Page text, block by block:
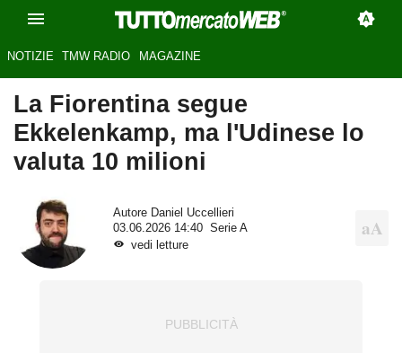
NOTIZIE TMW RADIO MAGAZINE
La Fiorentina segue
Ekkelenkamp, ma l'Udinese lo
valuta 10 milioni
Autore Daniel Uccellieri
03.06.2026 14:40
Serie A
vedi letture